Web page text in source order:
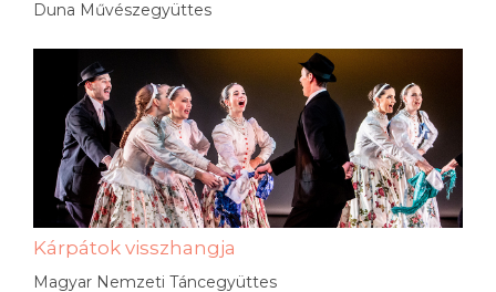
Duna Művészegyüttes
Kárpátok visszhangja
Magyar Nemzeti Táncegyüttes